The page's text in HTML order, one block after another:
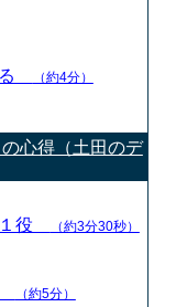
る （約4分）
心得（土田のデ
１役 （約3分30秒）
（約5分）